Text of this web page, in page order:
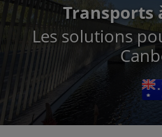
Transports
Les solutions